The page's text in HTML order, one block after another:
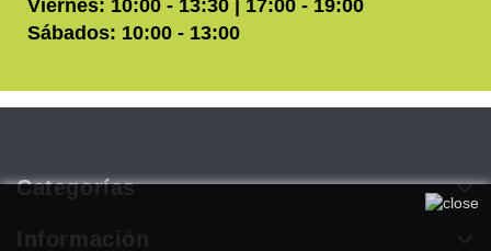
Viernes: 10:00 - 13:30 | 17:00 - 19:00
Sábados: 10:00 - 13:00
Categorías
Información
Utilizamos cookies propias y de terceros para mejorar
nuestros servicios. Si continúa navegando, consideramos que